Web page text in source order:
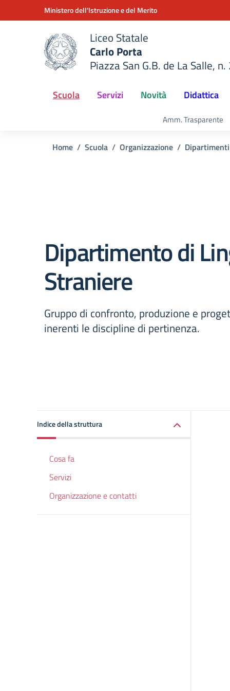
Vai ai contenuti
Vai al menu di navigazioneMinistero dell'Istruzione e del Merito
scuola
Liceo Statale
Carlo Porta
Piazza San G.B. de La Salle,
Scuola Servizi Novità Didattica
Amm. Trasparente
Home Scuola Organizzazione Dipartimenti
Dipartimento di
Straniere
Gruppo di confronto, produzione e
inerenti le discipline di pertinenza.
Indice della struttura
Cosa fa
Servizi
Organizzazione e contatti